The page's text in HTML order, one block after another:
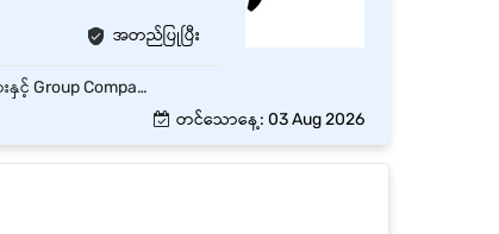
အတည်ပြုပြီး
✔ Computer, Software, Printer နှင့် Network ပြဿနာများကို စစ်ဆေးဖြေရှင်းပေးခြင်း ✔ ဝန်ထမ်းများနှင့် Group Company များအား IT Support ပံ့ပိုးပေးခြင်း ✔ IT Equipment များကို တပ်ဆင်၊ ထိန်းသိမ်းခြင်းနှင့် လိုအပ်ပါက ဝယ်ယူရေးတွင် ကူညီဆောင်ရွက်ခြင်း
တင်သောနေ့: 03 Aug 2026